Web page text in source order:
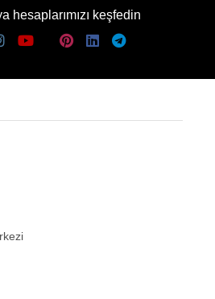
hesaplarımızı keşfedin